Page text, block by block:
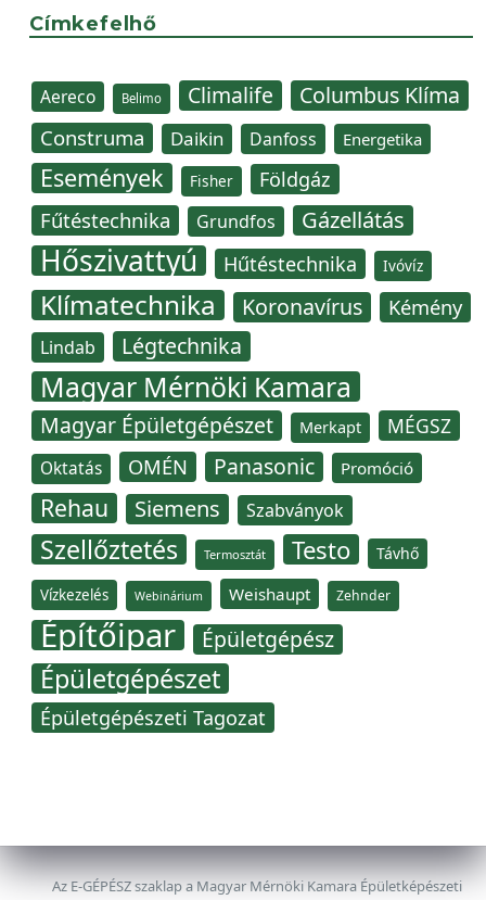
Címkefelhő
Aereco Belimo Climalife Columbus Klíma
Construma Daikin Danfoss Energetika
Események Fisher Földgáz
Fűtéstechnika Grundfos Gázellátás
Hőszivattyú Hűtéstechnika Ivóvíz
Klímatechnika Koronavírus Kémény
Lindab Légtechnika
Magyar Mérnöki Kamara
Magyar Épületgépészet Merkapt MÉGSZ
Oktatás OMÉN Panasonic Promóció
Rehau Siemens Szabványok
Szellőztetés Termosztát Testo Távhő
Vízkezelés Webinárium Weishaupt Zehnder
Építőipar Épületgépész
Épületgépészet
Épületgépészeti Tagozat
Az E-GÉPÉSZ szaklap a Magyar Mérnöki Kamara Épületképészeti